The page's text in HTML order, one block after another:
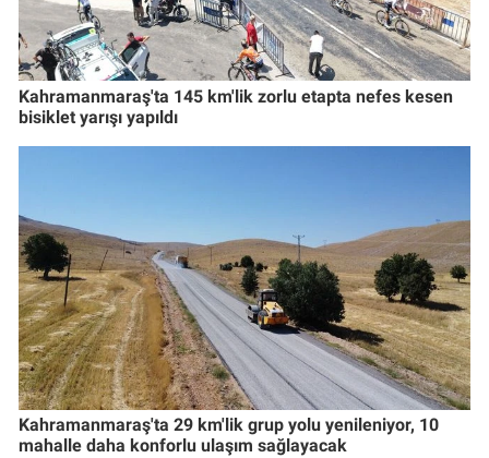
Kahramanmaraş'ta 145 km'lik zorlu etapta nefes kesen
bisiklet yarışı yapıldı
Kahramanmaraş'ta 29 km'lik grup yolu yenileniyor, 10
mahalle daha konforlu ulaşım sağlayacak